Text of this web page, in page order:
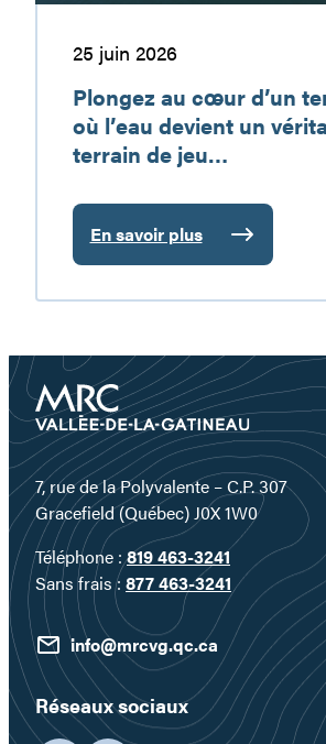
terrain25 juin 2026
Plongez au cœur d’un
où l’eau devient un
terrain de jeu…
En savoir plus
:
Plongez
au
d’un
territoire
où
l’eau
devient
un
véritable
terrain
de
jeu…
7, rue de la Polyvalente – C.P. 307
Gracefield (Québec) J0X 1W0
Téléphone :819 463-3241
Sans frais : 877 463-3241
info@mrcvg.qc.ca
Réseaux sociaux